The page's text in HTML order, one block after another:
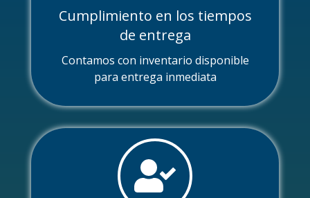
Cumplimiento en los tiempos
de entrega
Contamos con inventario disponible
para entrega inmediata